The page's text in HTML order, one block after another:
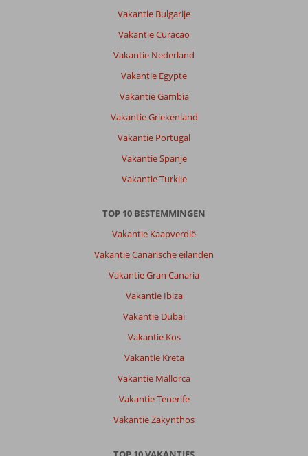
Vakantie Bulgarije
Vakantie Curacao
Vakantie Nederland
Vakantie Egypte
Vakantie Gambia
Vakantie Griekenland
Vakantie Portugal
Vakantie Spanje
Vakantie Turkije
TOP 10 BESTEMMINGEN
Vakantie Kaapverdië
Vakantie Canarische eilanden
Vakantie Gran Canaria
Vakantie Ibiza
Vakantie Dubai
Vakantie Kos
Vakantie Kreta
Vakantie Mallorca
Vakantie Tenerife
Vakantie Zakynthos